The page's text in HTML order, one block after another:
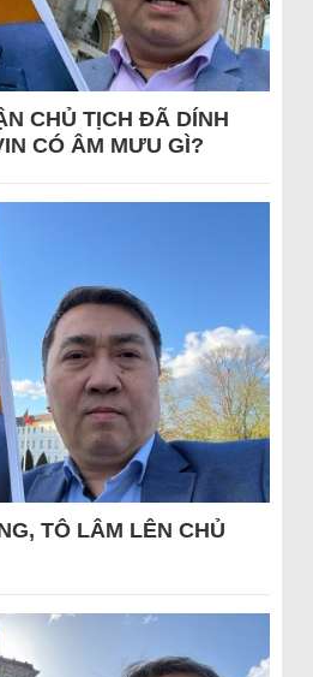
CHỦ TỊCH ĐÃ DÍNH
CÓ ÂM MƯU GÌ?
TÔ LÂM LÊN CHỦ